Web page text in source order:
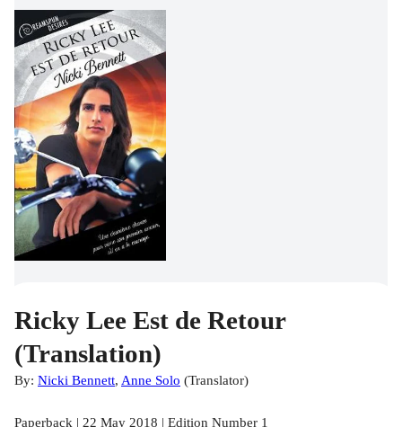
Ricky Lee Est de Retour
(Translation)
By: Nicki Bennett, Anne Solo (Translator)
Paperback | 22 May 2018 | Edition Number 1